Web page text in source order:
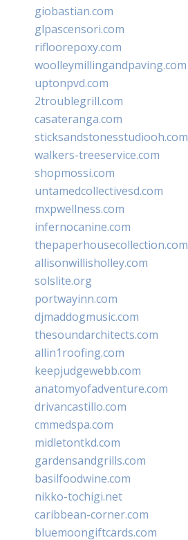
giobastian.com
glpascensori.com
rifloorepoxy.com
woolleymillingandpaving.com
uptonpvd.com
2troublegrill.com
casateranga.com
sticksandstonesstudiooh.com
walkers-treeservice.com
shopmossi.com
untamedcollectivesd.com
mxpwellness.com
infernocanine.com
thepaperhousecollection.com
allisonwillisholley.com
solslite.org
portwayinn.com
djmaddogmusic.com
thesoundarchitects.com
allin1roofing.com
keepjudgewebb.com
anatomyofadventure.com
drivancastillo.com
cmmedspa.com
midletontkd.com
gardensandgrills.com
basilfoodwine.com
nikko-tochigi.net
caribbean-corner.com
bluemoongiftcards.com